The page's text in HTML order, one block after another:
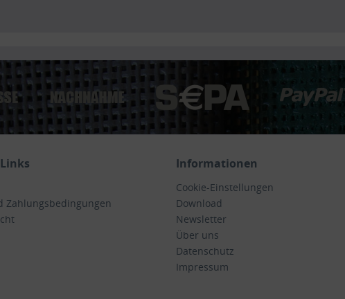
Zahlungsbedingungen
Informationen
Cookie-Einstellungen
Download
Newsletter
Über uns
Datenschutz
Impressum